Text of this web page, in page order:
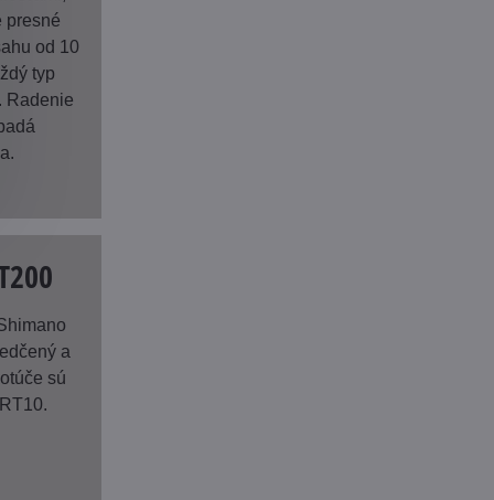
presné
od 10
typ
Radenie
a
sú